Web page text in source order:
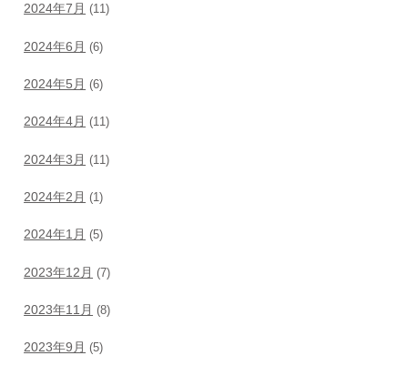
2024年7月 (11)
2024年6月 (6)
2024年5月 (6)
2024年4月 (11)
2024年3月 (11)
2024年2月 (1)
2024年1月 (5)
2023年12月 (7)
2023年11月 (8)
2023年9月 (5)